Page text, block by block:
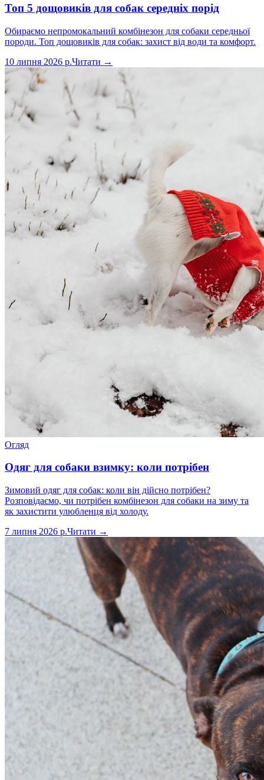
Топ 5 дощовиків для собак середніх порід
Обираємо непромокальний комбінезон для собаки середньої
породи. Топ дощовиків для собак: захист від води та комфорт.
10 липня 2026 р.Читати →
Огляд
Одяг для собаки взимку: коли потрібен
Зимовий одяг для собак: коли він дійсно потрібен?
Розповідаємо, чи потрібен комбінезон для собаки на зиму та
як захистити улюбленця від холоду.
7 липня 2026 р.Читати →